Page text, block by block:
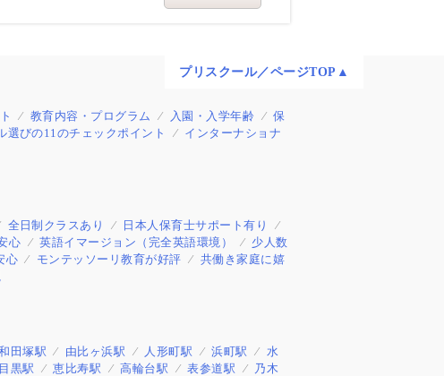
プリスクール／ページTOP▲
教育内容・プログラム 入園・入学年齢
保
選びの11のチェックポイント
インターナショナ
全日制クラスあり
日本人保育士サポート有り
心 英語イマージョン（完全英語環境）
少人数
心 モンテッソーリ教育が好評
共働き家庭に嬉
田塚駅 由比ヶ浜駅 人形町駅 浜町駅
水
目黒駅 恵比寿駅 高輪台駅 表参道駅
乃木